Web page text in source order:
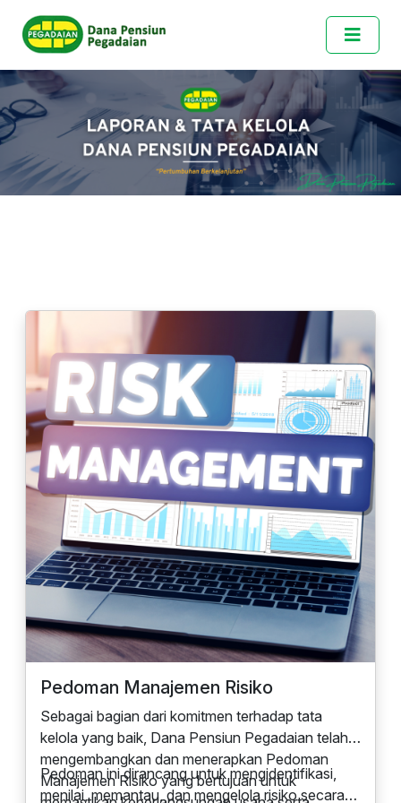
Pedoman Manajemen Risiko
Sebagai bagian dari komitmen terhadap tata
kelola yang baik, Dana Pensiun Pegadaian telah
mengembangkan dan menerapkan Pedoman
Manajemen Risiko yang bertujuan untuk
Pedoman ini dirancang untuk mengidentifikasi,
menilai, memantau, dan mengelola risiko secara